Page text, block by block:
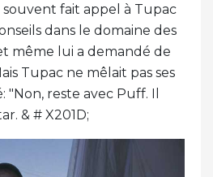
souvent fait appel à Tupac
dans le domaine des
même lui a demandé de
Tupac ne mêlait pas ses
"Non, reste avec Puff. Il
& # X201D;